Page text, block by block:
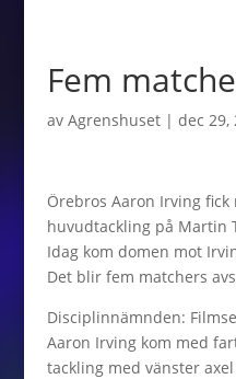
Fem
av Agrenshuset| dec 29,
Örebros Aaron Irving
huvudtackling på Martin
Idag kom domen mot
Det blir fem matchers
Disciplinnämnden:
Aaron Irving kom med
tackling med vänster